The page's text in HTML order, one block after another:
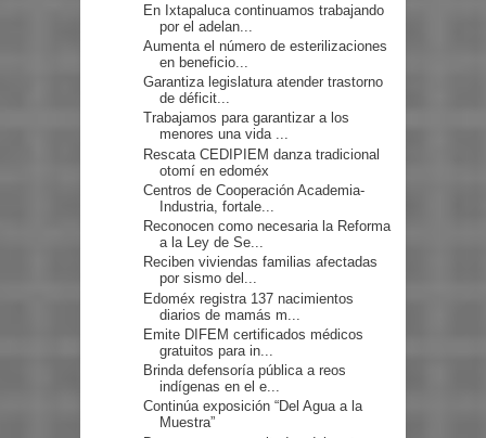
En Ixtapaluca continuamos trabajando
por el adelan...
Aumenta el número de esterilizaciones
en beneficio...
Garantiza legislatura atender trastorno
de déficit...
Trabajamos para garantizar a los
menores una vida ...
Rescata CEDIPIEM danza tradicional
otomí en edoméx
Centros de Cooperación Academia-
Industria, fortale...
Reconocen como necesaria la Reforma
a la Ley de Se...
Reciben viviendas familias afectadas
por sismo del...
Edoméx registra 137 nacimientos
diarios de mamás m...
Emite DIFEM certificados médicos
gratuitos para in...
Brinda defensoría pública a reos
indígenas en el e...
Continúa exposición “Del Agua a la
Muestra”